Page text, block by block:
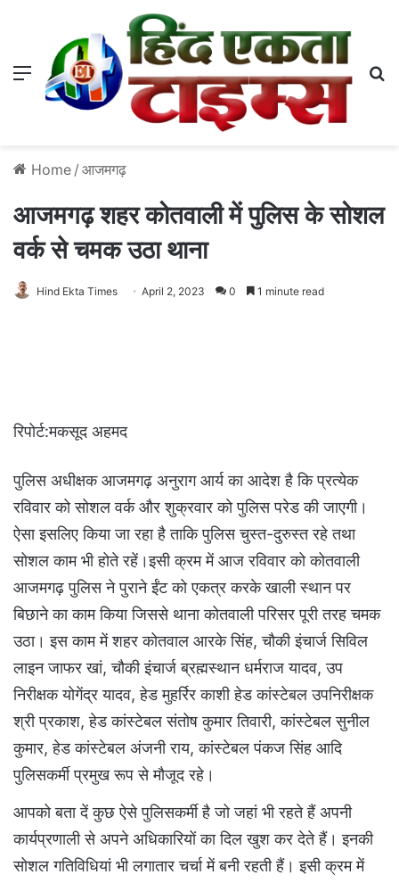
Menu
Home / आजमगढ़
आजमगढ़ शहर कोतवाली में पुलिस के सोशल
वर्क से चमक उठा थाना
Hind Ekta Times April 2, 2023 0 1 minute read
रिपोर्ट:मकसूद अहमद
पुलिस अधीक्षक आजमगढ़ अनुराग आर्य का आदेश है कि प्रत्येक
रविवार को सोशल वर्क और शुक्रवार को पुलिस परेड की जाएगी।
ऐसा इसलिए किया जा रहा है ताकि पुलिस चुस्त-दुरुस्त रहे तथा
सोशल काम भी होते रहें।इसी क्रम में आज रविवार को कोतवाली
आजमगढ़ पुलिस ने पुराने ईंट को एकत्र करके खाली स्थान पर
बिछाने का काम किया जिससे थाना कोतवाली परिसर पूरी तरह चमक
उठा। इस काम में शहर कोतवाल आरके सिंह, चौकी इंचार्ज सिविल
लाइन जाफर खां, चौकी इंचार्ज ब्रह्मस्थान धर्मराज यादव, उप
निरीक्षक योगेंद्र यादव, हेड मुहर्रिर काशी हेड कांस्टेबल उपनिरीक्षक
श्री प्रकाश, हेड कांस्टेबल संतोष कुमार तिवारी, कांस्टेबल सुनील
कुमार, हेड कांस्टेबल अंजनी राय, कांस्टेबल पंकज सिंह आदि
पुलिसकर्मी प्रमुख रूप से मौजूद रहे।
आपको बता दें कुछ ऐसे पुलिसकर्मी है जो जहां भी रहते हैं अपनी
कार्यप्रणाली से अपने अधिकारियों का दिल खुश कर देते हैं। इनकी
सोशल गतिविधियां भी लगातार चर्चा में बनी रहती हैं। इसी क्रम में